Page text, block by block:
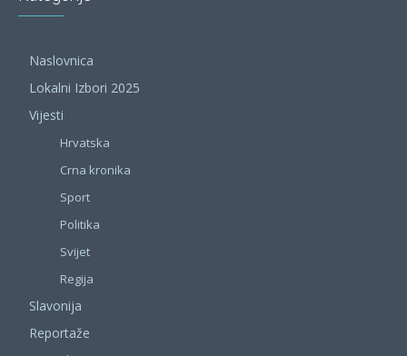
Naslovnica
Lokalni Izbori 2025
Vijesti
Hrvatska
Crna kronika
Sport
Politika
Svijet
Regija
Slavonija
Reportaže